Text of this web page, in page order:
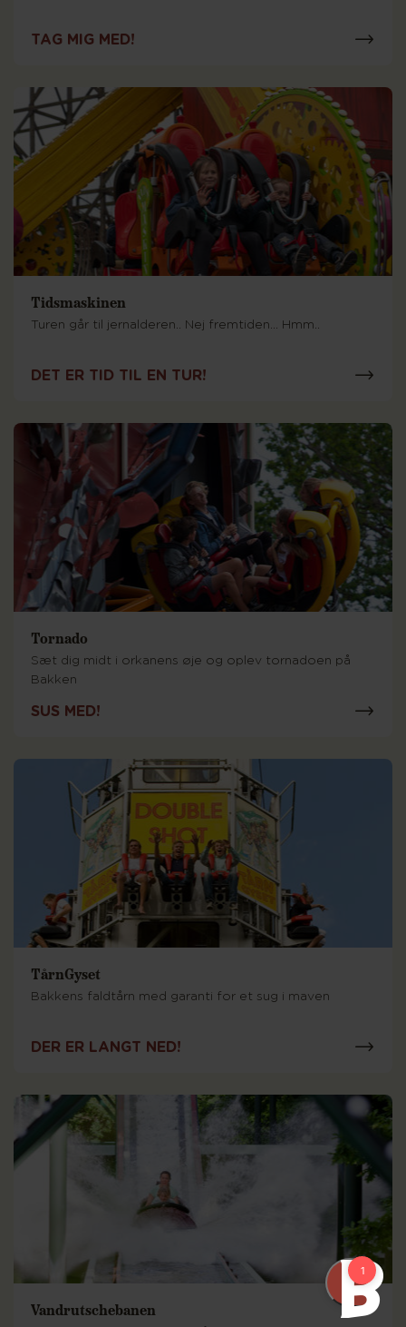
TAG MIG MED!
Tidsmaskinen
Turen går til jernalderen.. Nej fremtiden... Hmm..
DET ER TID TIL EN TUR!
Tornado
Sæt dig midt i orkanens øje og oplev tornadoen på
Bakken
SUS MED!
TårnGyset
Bakkens faldtårn med garanti for et sug i maven
DER ER LANGT NED!
Vandrutschebanen